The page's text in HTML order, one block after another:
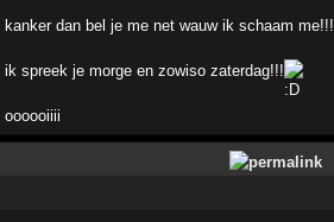
kanker dan bel je me net wauw ik schaam me!!!
ik spreek je morge en zowiso zaterdag!!!
oooooiiii